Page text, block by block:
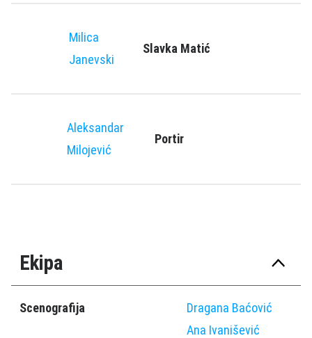
Milica
Janevski
Slavka Matić
Aleksandar
Milojević
Portir
Ekipa
Scenografija
Dragana Baćović
Ana Ivanišević